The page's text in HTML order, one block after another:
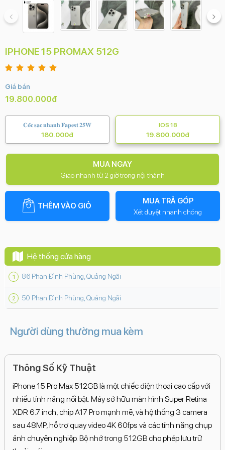
IPHONE 15 PROMAX 512G
Giá bán
19.800.000đ
𝐂𝐨̂́𝐜 𝐬𝐚̣𝐜 𝐧𝐡𝐚𝐧𝐡 𝐅𝐚𝐩𝐞𝐬𝐭 𝟐𝟓𝐖
180.000đ
IOS 18
19.800.000đ
MUA NGAY
Giao nhanh từ 2 giờ trong nội thành
THÊM VÀO GIỎ
MUA TRẢ GÓP
Xét duyệt nhanh chóng
Hệ thống cửa hàng
86 Phan Đình Phùng, Quảng Ngãi
50 Phan Đình Phùng, Quảng Ngãi
Người dùng thường mua kèm
Thông Số Kỹ Thuật
iPhone 15 Pro Max 512GB là một chiếc điện thoại cao cấp với
nhiều tính năng nổi bật. Máy sở hữu màn hình Super Retina
XDR 6.7 inch, chip A17 Pro mạnh mẽ, và hệ thống 3 camera
sau 48MP, hỗ trợ quay video 4K 60fps và các tính năng chụp
ảnh chuyên nghiệp. Bộ nhớ trong 512GB cho phép lưu trữ